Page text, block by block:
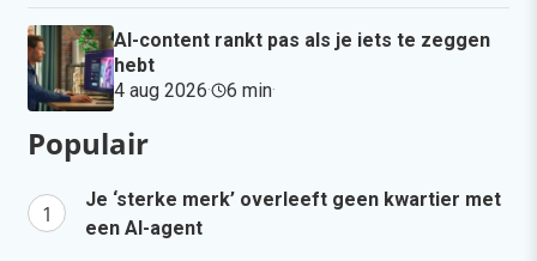
AI-content rankt pas als je iets te zeggen
hebt
4 aug 2026· 6 min·
Populair
Je ‘sterke merk’ overleeft geen kwartier met
een AI-agent